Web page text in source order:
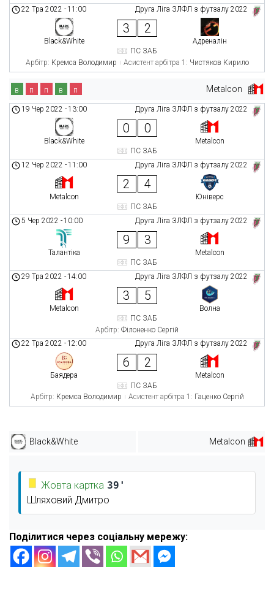
Друга Ліга ЗЛФЛ з футзалу 2022
22 Тра 2022 -11:00
Black&White
3 2
Адреналін
ПС ЗАБ
Арбітр: Кремса Володимир Асистент арбітра 1: Чистяков Кирило
Metalcon
в п п в п
Друга Ліга ЗЛФЛ з футзалу 2022
19 Чер 2022 -13:00
Black&White
0 0
Metalcon
ПС ЗАБ
Друга Ліга ЗЛФЛ з футзалу 2022
12 Чер 2022 -11:00
Metalcon
2 4
Юніверс
ПС ЗАБ
Друга Ліга ЗЛФЛ з футзалу 2022
5 Чер 2022 -10:00
Талантіка
9 3
Metalcon
ПС ЗАБ
Друга Ліга ЗЛФЛ з футзалу 2022
29 Тра 2022 -14:00
Metalcon
3 5
Волна
ПС ЗАБ
Арбітр: Філоненко Сергій
Друга Ліга ЗЛФЛ з футзалу 2022
22 Тра 2022 -12:00
Баядера
6 2
Metalcon
ПС ЗАБ
Арбітр: Кремса Володимир Асистент арбітра 1: Гаценко Сергій
Black&White Metalcon
Жовта картка 39'
Шляховий Дмитро
Поділитися через соціальну мережу: